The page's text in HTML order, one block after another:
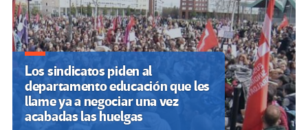
Los sindicatos piden al
departamento educación que les
llame ya a negociar una vez
acabadas las huelgas